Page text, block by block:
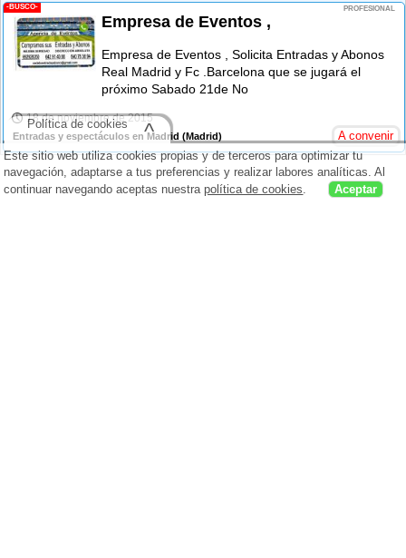
-BUSCO- PROFESIONAL
Empresa de Eventos ,
Empresa de Eventos , Solicita Entradas y Abonos
Real Madrid y Fc .Barcelona que se jugará el
próximo Sabado 21de No
18 de noviembre de 2015
Entradas y espectáculos en Madrid (Madrid)
A convenir
Este sitio web utiliza cookies propias y de terceros para optimizar tu
navegación, adaptarse a tus preferencias y realizar labores analíticas. Al
continuar navegando aceptas nuestrapolítica de cookies. Aceptar
Política de cookies ^